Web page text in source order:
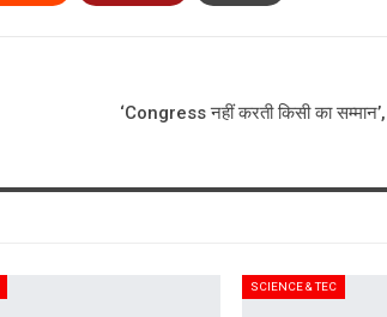
‘Congress नहीं करती किसी का
SCIENCE & TEC